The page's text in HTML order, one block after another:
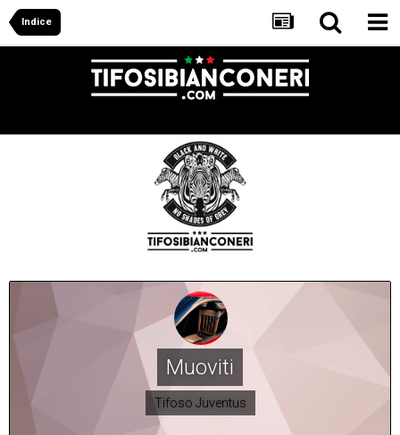
Indice
Muoviti
Tifoso Juventus